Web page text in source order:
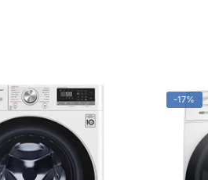
-17%